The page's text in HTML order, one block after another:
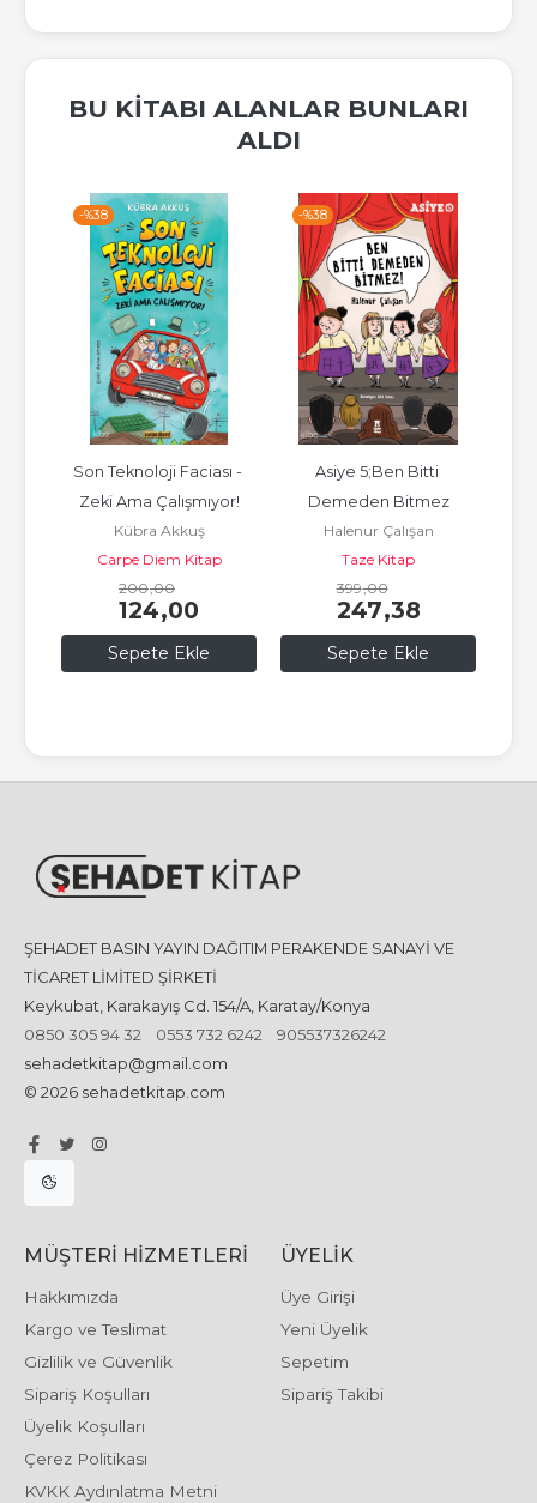
BU KITABI ALANLAR BUNLARI
ALDI
-%38
Sepete Ekle
Son Teknoloji Faciası -
Zeki Ama Çalışmıyor!
Kübra Akkuş
Carpe Diem Kitap
200,00
124,00
-%38
Sepete Ekle
Asiye 5;Ben Bitti
Demeden Bitmez
Halenur Çalışan
Taze Kitap
399,00
247,38
ŞEHADET BASIN YAYIN DAĞITIM PERAKENDE SANAYİ VE
TİCARET LİMİTED ŞİRKETİ
Keykubat, Karakayış Cd. 154/A, Karatay/Konya
0850 305 94 32
0553 732 6242
905537326242
sehadetkitap@gmail.com
© 2026 sehadetkitap.com
MÜŞTERI HIZMETLERI
Hakkımızda
Kargo ve Teslimat
Gizlilik ve Güvenlik
Sipariş Koşulları
Üyelik Koşulları
Çerez Politikası
KVKK Aydınlatma Metni
ÜYELIK
Üye Girişi
Yeni Üyelik
Sepetim
Sipariş Takibi